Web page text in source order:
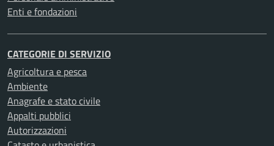
Enti e fondazioni
CATEGORIE DI SERVIZIO
Agricoltura e pesca
Ambiente
Anagrafe e stato civile
Appalti pubblici
Autorizzazioni